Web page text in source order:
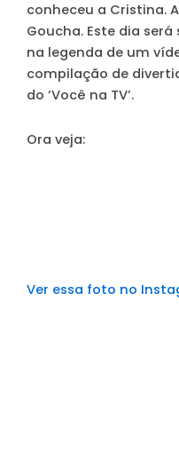
conheceu a Cristina.
Goucha. Este dia
na legenda de um
compilação de
do ‘Você na TV’.
Ora veja:
Ver essa foto no